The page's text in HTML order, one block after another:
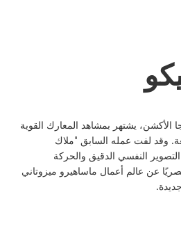
يشتهر بمشاهد المعارك القوية
وقد لفت عمله السابق "ملاك
النفسي الدقيق والحركة
عن عالم أعمال ماساهيرو ميزوتاني